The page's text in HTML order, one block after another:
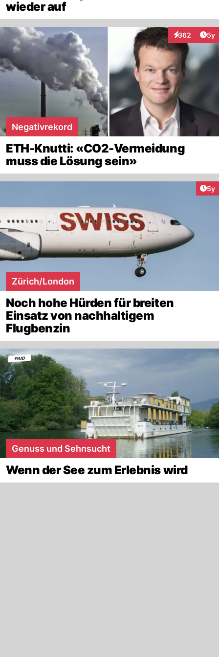
wieder auf
362
Interaktionen
5y
Negativrekord
ETH-Knutti: «CO2-Vermeidung
muss die Lösung sein»
5y
Zürich/London
Noch hohe Hürden für breiten
Einsatz von nachhaltigem
Flugbenzin
Genuss und Sehnsucht
Wenn der See zum Erlebnis wird